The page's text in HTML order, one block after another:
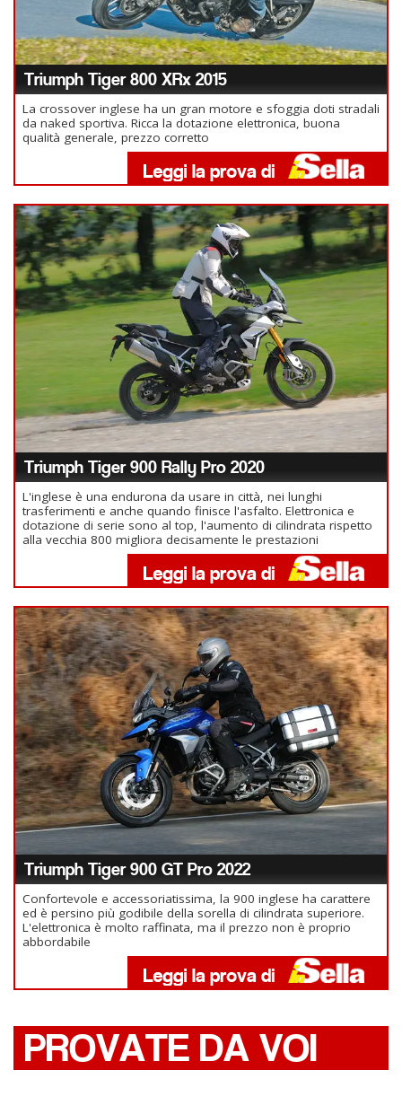
Triumph Tiger 800 XRx 2015
La crossover inglese ha un gran motore e sfoggia doti stradali
da naked sportiva. Ricca la dotazione elettronica, buona
qualità generale, prezzo corretto
Triumph Tiger 900 Rally Pro 2020
L'inglese è una endurona da usare in città, nei lunghi
trasferimenti e anche quando finisce l'asfalto. Elettronica e
dotazione di serie sono al top, l'aumento di cilindrata rispetto
alla vecchia 800 migliora decisamente le prestazioni
Triumph Tiger 900 GT Pro 2022
Confortevole e accessoriatissima, la 900 inglese ha carattere
ed è persino più godibile della sorella di cilindrata superiore.
L'elettronica è molto raffinata, ma il prezzo non è proprio
abbordabile
PROVATE DA VOI